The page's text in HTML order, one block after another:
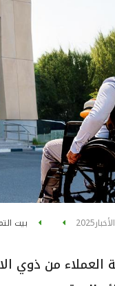
الأخبار2025 بيت التمويل الكويتي